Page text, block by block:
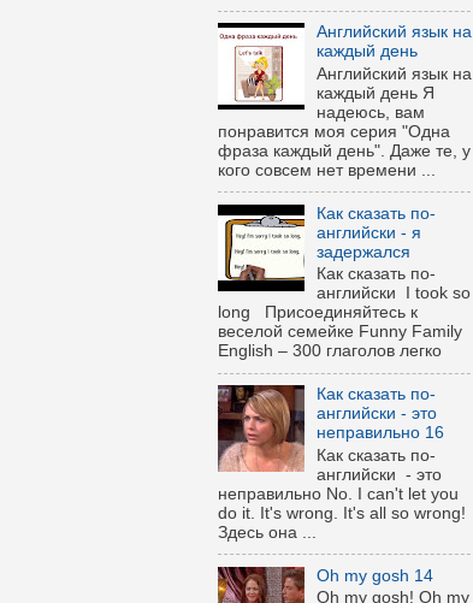
Английский язык на
каждый день
Английский язык на
каждый день Я
надеюсь, вам
понравится моя серия "Одна
фраза каждый день". Даже те, у
кого совсем нет времени ...
Как сказать по-
английски - я
задержался
Как сказать по-
английски I took so
long Присоединяйтесь к
веселой семейке Funny Family
English – 300 глаголов легко
Как сказать по-
английски - это
неправильно 16
Как сказать по-
английски - это
неправильно No. I can't let you
do it. It's wrong. It's all so wrong!
Здесь она ...
Oh my gosh 14
Oh my gosh! Oh my